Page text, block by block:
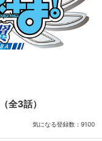
（全3話）
気になる登録数： 9100